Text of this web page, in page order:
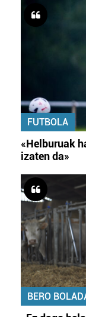
FUTBOLA
«Helburuak
izaten da»
BERO